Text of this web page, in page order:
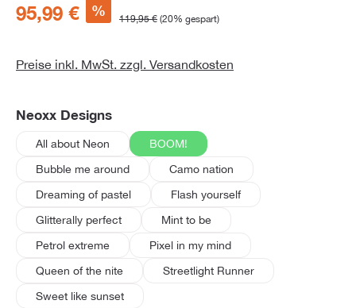
95,99 € % 119,95 € (20% gespart)
Preise inkl. MwSt. zzgl. Versandkosten
Neoxx Designsauswählen
All about Neon
BOOM!
Bubble me around
Camo nation
Dreaming of pastel
Flash yourself
Glitterally perfect
Mint to be
Petrol extreme
Pixel in my mind
Queen of the nite
Streetlight Runner
Sweet like sunset